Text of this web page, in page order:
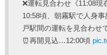
❌運転見合わせ《11:08現
10:58頃、朝霧駅で人身
戸駅間の運転を見合わせ
⏰再開見込…12:00頃